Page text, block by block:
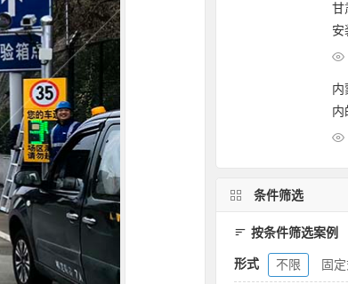
甘
安
内
内
条件筛选
按条件筛选案例
形式 不限 固